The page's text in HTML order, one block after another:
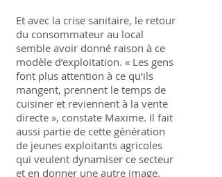
Et avec la crise sanitaire, le retour
du consommateur au local
semble avoir donné raison à ce
modèle d’exploitation. « Les gens
font plus attention à ce qu’ils
mangent, prennent le temps de
cuisiner et reviennent à la vente
directe », constate Maxime. Il fait
aussi partie de cette génération
de jeunes exploitants agricoles
qui veulent dynamiser ce secteur
et en donner une autre image.